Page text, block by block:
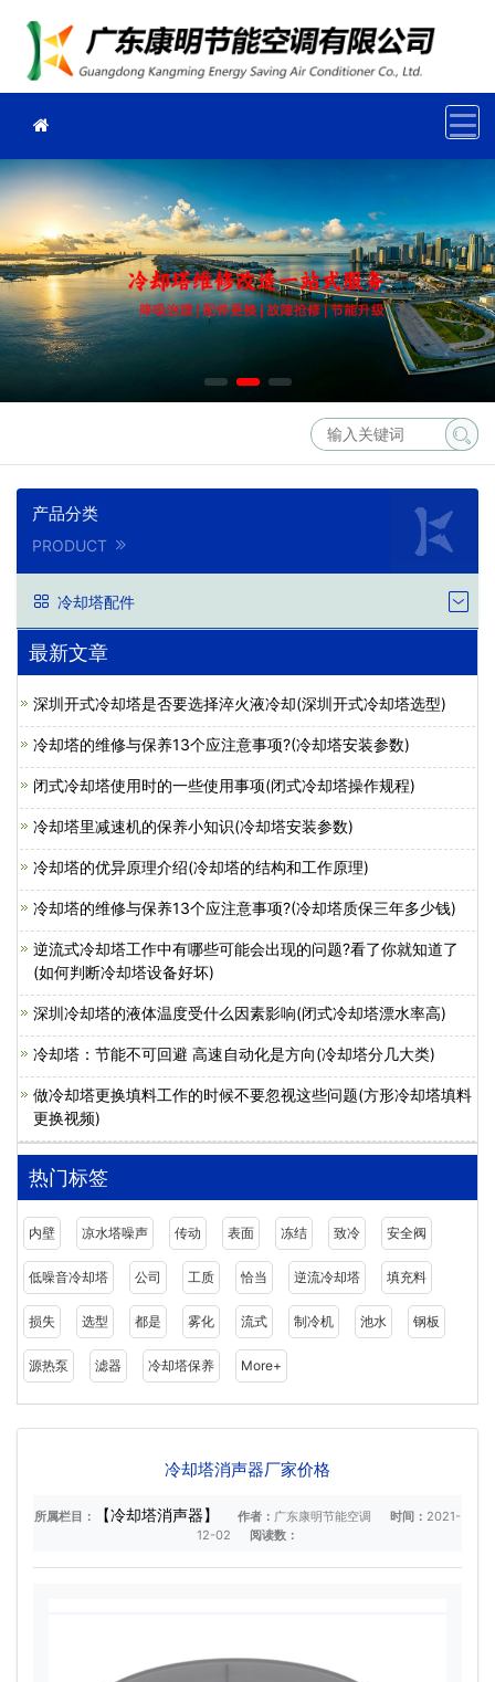
产品分类
PRODUCT
冷却塔配件
最新文章
深圳开式冷却塔是否要选择淬火液冷却(深圳开式冷却塔选型)
冷却塔的维修与保养13个应注意事项?(冷却塔安装参数)
闭式冷却塔使用时的一些使用事项(闭式冷却塔操作规程)
冷却塔里减速机的保养小知识(冷却塔安装参数)
冷却塔的优异原理介绍(冷却塔的结构和工作原理)
冷却塔的维修与保养13个应注意事项?(冷却塔质保三年多少钱)
逆流式冷却塔工作中有哪些可能会出现的问题?看了你就知道了
(如何判断冷却塔设备好坏)
深圳冷却塔的液体温度受什么因素影响(闭式冷却塔漂水率高)
冷却塔：节能不可回避 高速自动化是方向(冷却塔分几大类)
做冷却塔更换填料工作的时候不要忽视这些问题(方形冷却塔填料
更换视频)
热门标签
内壁 凉水塔噪声 传动 表面 冻结 致冷 安全阀
低噪音冷却塔 公司 工质 恰当 逆流冷却塔 填充料
损失 选型 都是 雾化 流式 制冷机 池水 钢板
源热泵 滤器 冷却塔保养 More+
冷却塔消声器厂家价格
所属栏目： 【冷却塔消声器】 作者： 广东康明节能空调 时间： 2021-
12-02
阅读数：